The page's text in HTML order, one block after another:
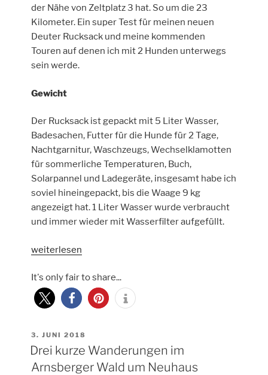
der Nähe von Zeltplatz 3 hat. So um die 23
Kilometer. Ein super Test für meinen neuen
Deuter Rucksack und meine kommenden
Touren auf denen ich mit 2 Hunden unterwegs
sein werde.
Gewicht
Der Rucksack ist gepackt mit 5 Liter Wasser,
Badesachen, Futter für die Hunde für 2 Tage,
Nachtgarnitur, Waschzeugs, Wechselklamotten
für sommerliche Temperaturen, Buch,
Solarpannel und Ladegeräte, insgesamt habe ich
soviel hineingepackt, bis die Waage 9 kg
angezeigt hat. 1 Liter Wasser wurde verbraucht
und immer wieder mit Wasserfilter aufgefüllt.
„Mir
Rucksack
zum
Sorpesee“
weiterlesen
It's only fair to share...
VERÖFFENTLICHT
AM
3. JUNI 2018
Drei kurze Wanderungen im
Arnsberger Wald um Neuhaus